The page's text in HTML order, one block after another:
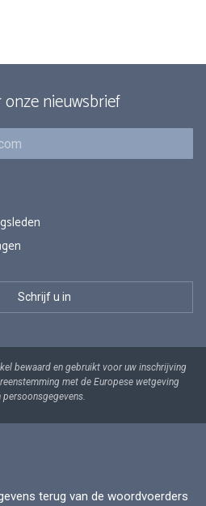
nieuwsbrief
bewaard en gebruikt voor uw inschrijving
met de Europese wetgeving
terug van de woordvoerders